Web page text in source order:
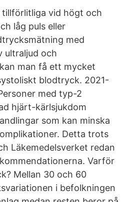
tillförlitliga vid högt och
låg puls eller
med
ultraljud och
man få ett mycket
blodtryck. 2021-
med typ-2
hjärt-kärlsjukdom
som kan minska
Detta trots
Läkemedelsverket redan
Varför
Mellan 30 och 60
i befolkningen